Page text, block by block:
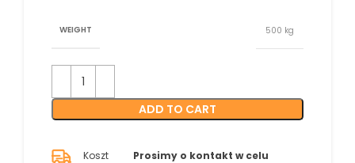
WEIGHT 500 kg
ADD TO CART
Koszt
Prosimy o kontakt w celu